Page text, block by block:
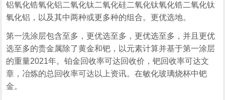
铝氧化锆氧化铝二氧化钛二氧化硅二氧化钛氧化锆二氧化钛
氧化铝，以及其中两种或更多种的组合。更优选地。
第一洗涂层包含至多，更优选至多，更优选至多，并且更优
选至多的贵金属除了黄金和钯，以元素计算并基于第一涂层
的重量2021年。铂金回收率可达回收价，钯回收率可达文
章，冶炼的总回收率可达以上资讯。在敏化玻璃烧杯中钯
金。